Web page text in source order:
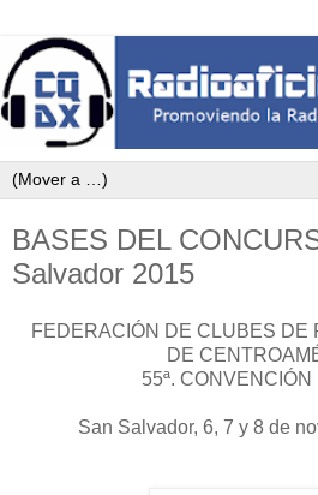
BASES DEL
Salvador 2015
FEDERACIÓN DE CLUBES DE
DE
55ª.
San Salvador, 6, 7 y 8 de